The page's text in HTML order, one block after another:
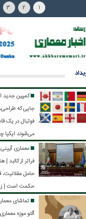
3
کمپین جدید ایکیا؛
جایی که طراحی، فرهنگ و
فوتبال در یک قاب جمع
ایکیا چگونه جام
جهانی را به خانه‌ها آورد؟
کمپین جدید ایکیا کانادا
نشان می‌دهد که طراحی
می‌تواند بدون خلق
محصولی تازه نیز روایت‌گر
فرهنگ، هویت و هیجان
معماری آیینی مسئله‌ای
فراتر از کالبد | هنر دینی
حامل عقلانیت، قداست و
حکمت است | زیارت،
ایده مرکزی مکتب هنر
رضوی | مکتب هنر رضوی؛
تماشای معماری آلوار
آلتو
موزه معماری و